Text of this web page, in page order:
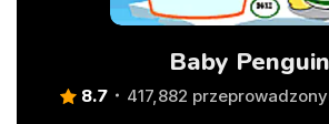
Baby Penguin
8.7 417,882